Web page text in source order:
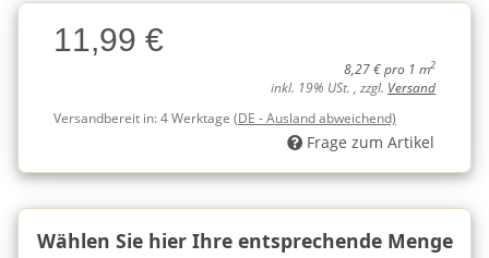
Charge
Charge11,99 €
8,27 € pro 1 m2
inkl. 19% USt. , zzgl. Versand
Versandbereit in:4 Werktage (DE - Ausland abweichend)
Frage zum Artikel
Wählen Sie hier Ihre entsprechende Menge